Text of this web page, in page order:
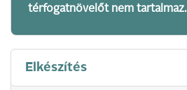
térfogatnövelőt nem tartalmaz.
Elkészítés